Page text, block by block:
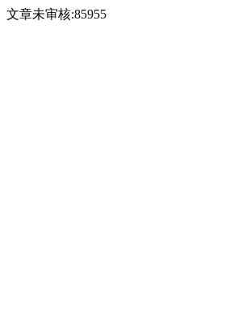
文章未审核:85955